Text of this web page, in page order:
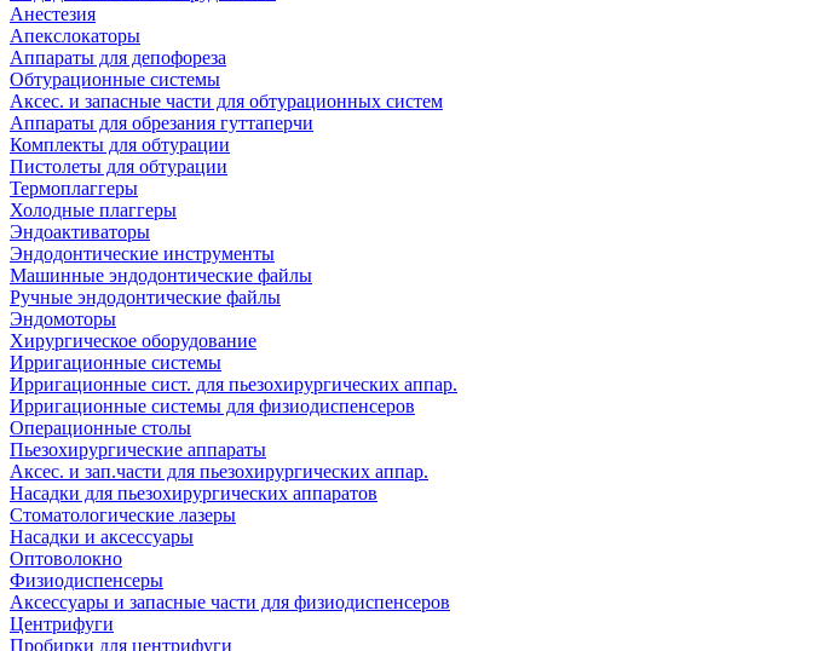
Анестезия
Апекслокаторы
Аппараты для депофореза
Обтурационные системы
Аксес. и запасные части для обтурационных систем
Аппараты для обрезания гуттаперчи
Комплекты для обтурации
Пистолеты для обтурации
Термоплаггеры
Холодные плаггеры
Эндоактиваторы
Эндодонтические инструменты
Машинные эндодонтические файлы
Ручные эндодонтические файлы
Эндомоторы
Хирургическое оборудование
Ирригационные системы
Ирригационные сист. для пьезохирургических аппар.
Ирригационные системы для физиодиспенсеров
Операционные столы
Пьезохирургические аппараты
Аксес. и зап.части для пьезохирургических аппар.
Насадки для пьезохирургических аппаратов
Стоматологические лазеры
Насадки и аксессуары
Оптоволокно
Физиодиспенсеры
Аксессуары и запасные части для физиодиспенсеров
Центрифуги
Пробирки для центрифуги